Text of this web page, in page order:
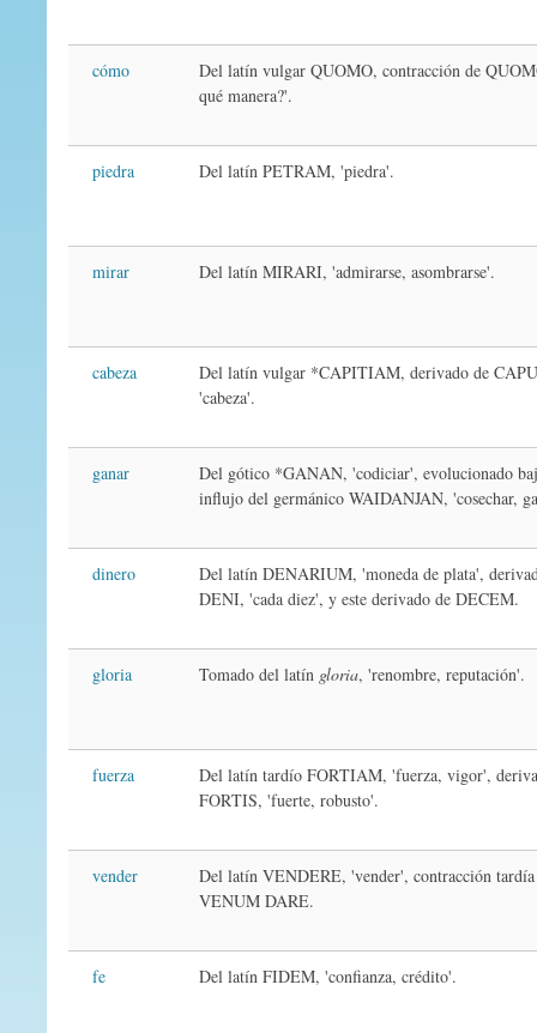
cómo
Del latín vulgar QUOMO, contracción de
qué manera?'.
piedra Del latín PETRAM, 'piedra'.
mirar Del latín MIRARI, 'admirarse, asombrarse'.
cabeza
Del latín vulgar *CAPITIAM, derivado de
'cabeza'.
ganar
Del gótico *GANAN, 'codiciar', evolucionado
influjo del germánico WAIDANJAN, 'cosechar,
dinero
Del latín DENARIUM, 'moneda de plata',
DENI, 'cada diez', y este derivado de DECEM.
gloria Tomado del latín gloria, 'renombre, reputación'.
fuerza
Del latín tardío FORTIAM, 'fuerza, vigor',
FORTIS, 'fuerte, robusto'.
vender
Del latín VENDERE, 'vender', contracción
VENUM DARE.
fe Del latín FIDEM, 'confianza, crédito'.